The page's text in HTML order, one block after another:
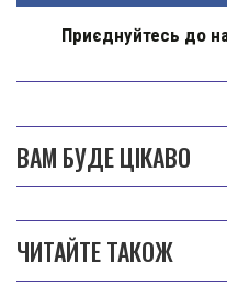
Приєднуйтесь до
ВАМ БУДЕ ЦІКАВО
ЧИТАЙТЕ ТАКОЖ